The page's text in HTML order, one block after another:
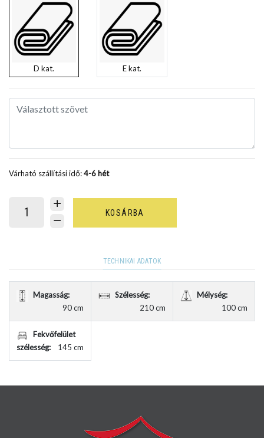
D kat. E kat.
Várható szállítási idő:4-6 hét
KOSÁRBA
TECHNIKAI ADATOK
Magasság:
90 cm
Szélesség:
210 cm
Mélység:
100 cm
Fekvőfelület
szélesség:
145 cm